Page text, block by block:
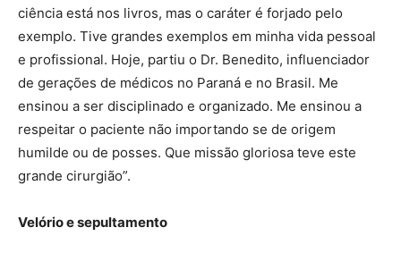
ciência está nos livros, mas o caráter é forjado pelo
exemplo. Tive grandes exemplos em minha vida pessoal
e profissional. Hoje, partiu o Dr. Benedito, influenciador
de gerações de médicos no Paraná e no Brasil. Me
ensinou a ser disciplinado e organizado. Me ensinou a
respeitar o paciente não importando se de origem
humilde ou de posses. Que missão gloriosa teve este
grande cirurgião”.
Velório e sepultamento